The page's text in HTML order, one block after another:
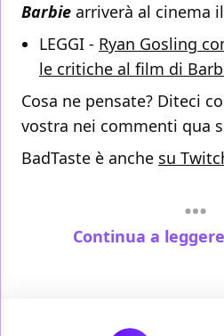
Barbie arriverà al cinema il
LEGGI - Ryan Gosling
le critiche al film di
Cosa ne pensate? Diteci
vostra nei commenti qua
BadTaste è anche su
Continua a